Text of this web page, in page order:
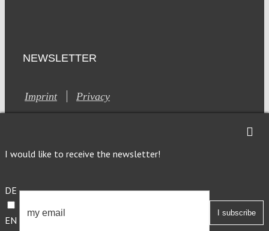
NEWSLETTER
Imprint Privacy
I would like to receive the newsletter!
DE
EN
This site is registered on Toolset.com as a development site.
Generic filters
Generic filters